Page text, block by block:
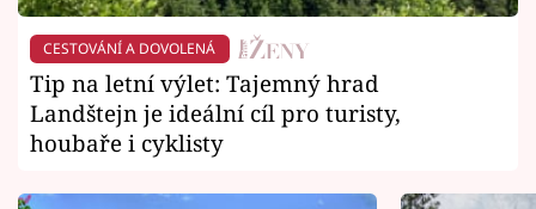
CESTOVÁNÍ A DOVOLENÁ
Tip na letní výlet: Tajemný hrad
Landštejn je ideální cíl pro turisty,
houbaře i cyklisty